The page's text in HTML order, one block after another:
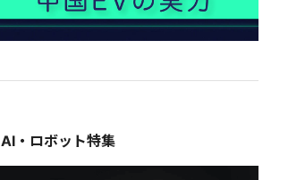
AI・ロボット特集